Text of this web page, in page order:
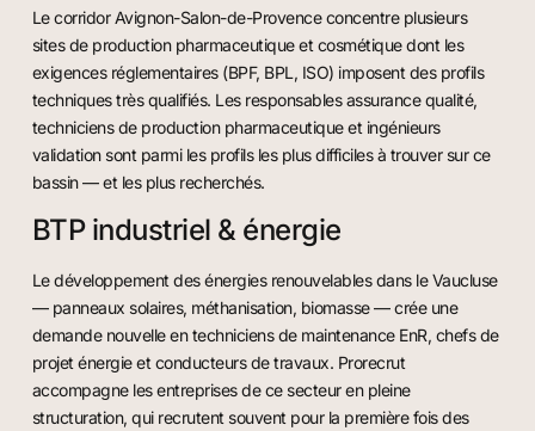
Le corridor Avignon-Salon-de-Provence concentre plusieurs
sites de production pharmaceutique et cosmétique dont les
exigences réglementaires (BPF, BPL, ISO) imposent des profils
techniques très qualifiés. Les responsables assurance qualité,
techniciens de production pharmaceutique et ingénieurs
validation sont parmi les profils les plus difficiles à trouver sur ce
bassin — et les plus recherchés.
BTP industriel & énergie
Le développement des énergies renouvelables dans le Vaucluse
— panneaux solaires, méthanisation, biomasse — crée une
demande nouvelle en techniciens de maintenance EnR, chefs de
projet énergie et conducteurs de travaux. Prorecrut
accompagne les entreprises de ce secteur en pleine
structuration, qui recrutent souvent pour la première fois des